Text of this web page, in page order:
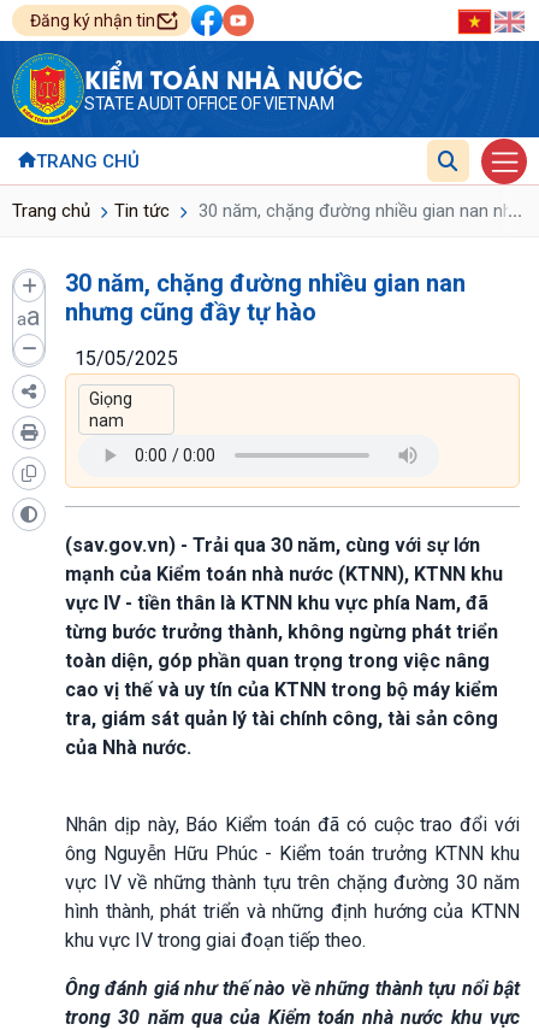
Đăng ký nhận tin
KIỂM TOÁN NHÀ NƯỚC
STATE AUDIT OFFICE OF VIETNAM
TRANG CHỦ
Trang chủ Tin tức 30 năm, chặng đường nhiều gian nan ...
aa
30 năm, chặng đường nhiều gian nan
nhưng cũng đầy tự hào
15/05/2025
(sav.gov.vn) - Trải qua 30 năm, cùng với sự lớn
mạnh của Kiểm toán nhà nước (KTNN), KTNN khu
vực IV - tiền thân là KTNN khu vực phía Nam, đã
từng bước trưởng thành, không ngừng phát triển
toàn diện, góp phần quan trọng trong việc nâng
cao vị thế và uy tín của KTNN trong bộ máy kiểm
tra, giám sát quản lý tài chính công, tài sản công
của Nhà nước.
Nhân dịp này, Báo Kiểm toán đã có cuộc trao đổi với
ông Nguyễn Hữu Phúc - Kiểm toán trưởng KTNN khu
vực IV về những thành tựu trên chặng đường 30 năm
hình thành, phát triển và những định hướng của KTNN
khu vực IV trong giai đoạn tiếp theo.
Ông đánh giá như thế nào về những thành tựu nổi bật
trong 30 năm qua của Kiểm toán nhà nước khu vực